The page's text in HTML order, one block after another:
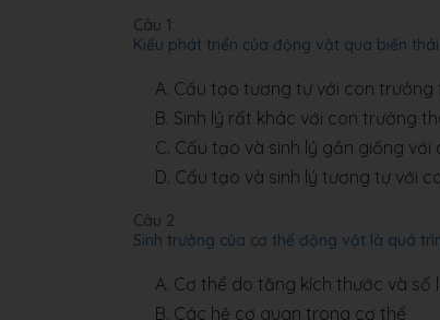
Câu 1:
Kiểu phát triển của động vật qua biến
A. Cấu tạo tương tự với con trưởng
B. Sinh lý rất khác với con trưởng
C. Cấu tạo và sinh lý gần giống
D. Cấu tạo và sinh lý tương tự với
Câu 2:
Sinh trưởng của cơ thể động vật là quá
A. Cơ thể do tăng kích thước và số
B. Các hệ cơ quan trong cơ thể